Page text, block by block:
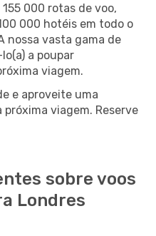
000 rotas de voo,
000 hotéis em todo o
nossa vasta gama de
a poupar
viagem.
e aproveite uma
viagem. Reserve
sobre voos
Londres